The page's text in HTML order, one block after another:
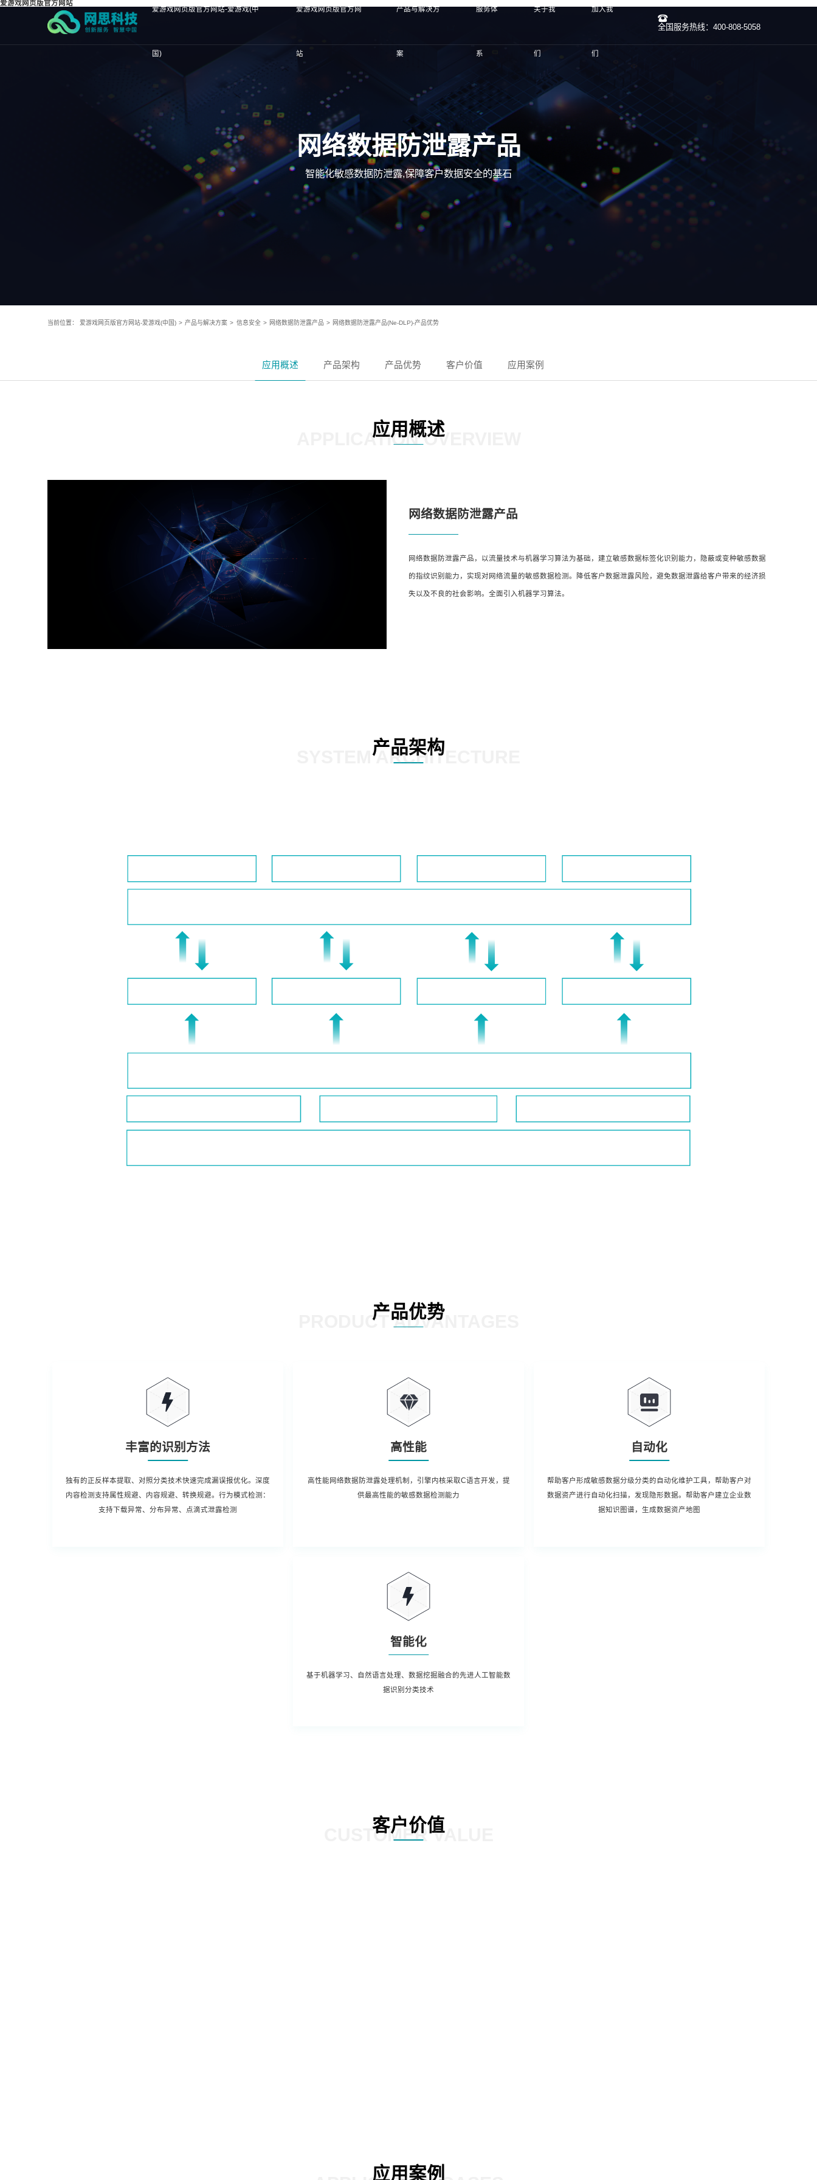
爱游戏网页版官方网站
爱游戏网页版官方网站-爱游戏(中
国)
爱游戏网页版官方网
站
产品与解决方
案
服务体
系
关于我
们
加入我
们
全国服务热线：400-808-5058
网络数据防泄露产品
智能化敏感数据防泄露,保障客户数据安全的基石
当前位置： 爱游戏网页版官方网站-爱游戏(中国) > 产品与解决方案 > 信息安全 > 网络数据防泄露产品 > 网络数据防泄露产品(Ne-DLP)-产品优势
应用概述 产品架构 产品优势 客户价值 应用案例
应用概述
APPLICATION OVERVIEW
网络数据防泄露产品
网络数据防泄露产品，以流量技术与机器学习算法为基础，建立敏感数据标签化识别能力，隐蔽或变种敏感数据
的指纹识别能力，实现对网络流量的敏感数据检测。降低客户数据泄露风险，避免数据泄露给客户带来的经济损
失以及不良的社会影响。全面引入机器学习算法。
产品架构
SYSTEM ARCHITECTURE
产品优势
PRODUCT ADVANTAGES
丰富的识别方法
独有的正反样本提取、对照分类技术快速完成漏误报优化。深度
内容检测支持属性规避、内容规避、转换规避。行为模式检测：
支持下载异常、分布异常、点滴式泄露检测
高性能
高性能网络数据防泄露处理机制，引擎内核采取C语言开发，提
供最高性能的敏感数据检测能力
自动化
帮助客户形成敏感数据分级分类的自动化维护工具，帮助客户对
数据资产进行自动化扫描，发现隐形数据。帮助客户建立企业数
据知识图谱，生成数据资产地图
智能化
基于机器学习、自然语言处理、数据挖掘融合的先进人工智能数
据识别分类技术
客户价值
CUSTOMER VALUE
应用案例